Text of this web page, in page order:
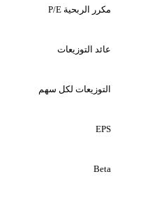
مكرر الربحية P/E
عائد التوزيعات
التوزيعات لكل سهم
EPS
Beta